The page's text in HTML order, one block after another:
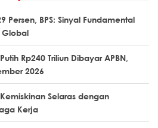
Persen, BPS: Sinyal Fundamental
Global
Rp240 Triliun Dibayar APBN,
2026
Selaras dengan
Kerja